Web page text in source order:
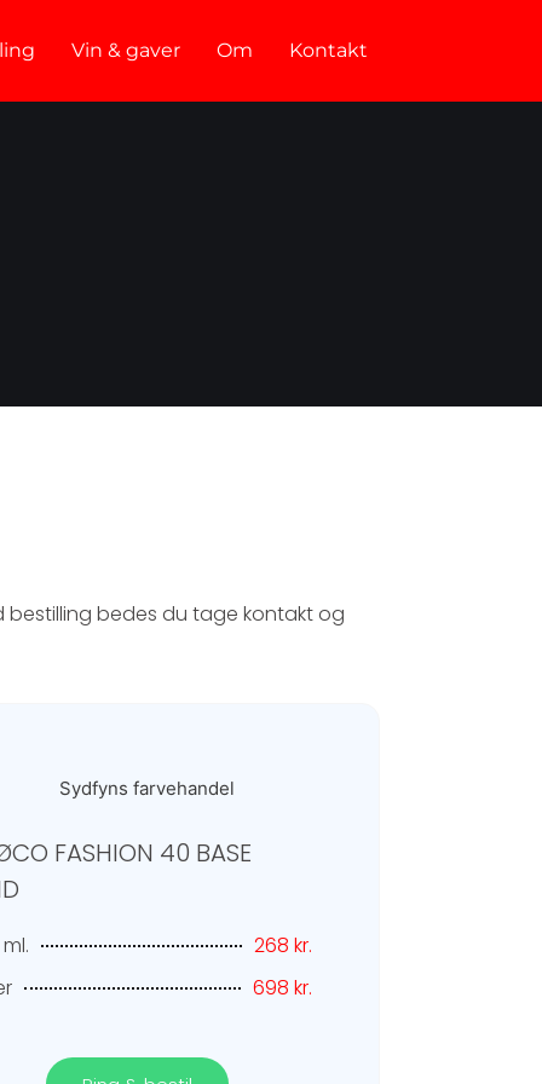
Vin & gaver Om Kontakt
bestilling bedes du tage kontakt og
FASHION 40 BASE
268 kr.
698 kr.